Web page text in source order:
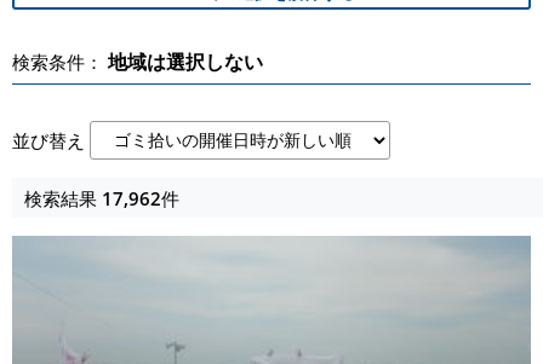
検索条件： 地域は選択しない
並び替え
検索結果 17,962件